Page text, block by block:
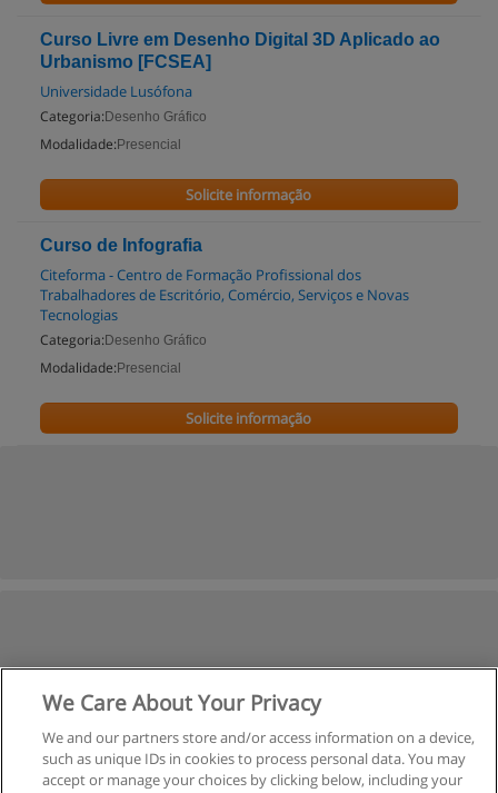
Curso Livre em Desenho Digital 3D Aplicado ao
Urbanismo [FCSEA]
Universidade Lusófona
Categoria: Desenho Gráfico
Modalidade: Presencial
Solicite informação
Curso de Infografia
Citeforma - Centro de Formação Profissional dos
Trabalhadores de Escritório, Comércio, Serviços e Novas
Tecnologias
Categoria: Desenho Gráfico
Modalidade: Presencial
Solicite informação
We Care About Your Privacy
We and our partners store and/or access information on a device,
such as unique IDs in cookies to process personal data. You may
accept or manage your choices by clicking below, including your